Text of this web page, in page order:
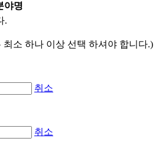
야명
.
소 하나 이상 선택 하셔야 합니다.)
취소
취소